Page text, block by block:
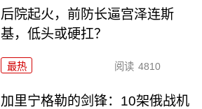
后院起火，前防长逼宫泽连斯
基，低头或硬扛？
最热 阅读 4810
加里宁格勒的剑锋：10架俄战机